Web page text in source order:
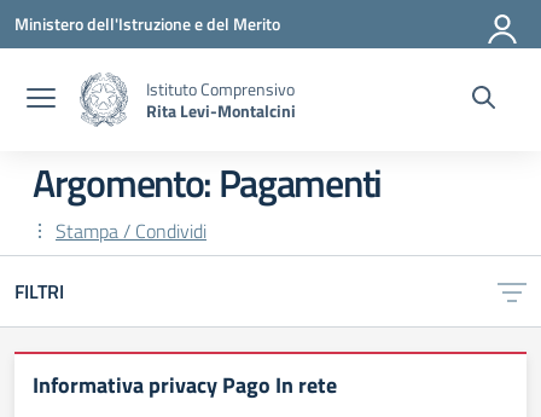
Vai ai contenuti
Vai al menu di navigazione
Vai al footer
Ministero dell'Istruzione e del Merito
Istituto Comprensivo
Rita Levi-Montalcini
Argomento: Pagamenti
Stampa / Condividi
FILTRI
Informativa privacy Pago In rete